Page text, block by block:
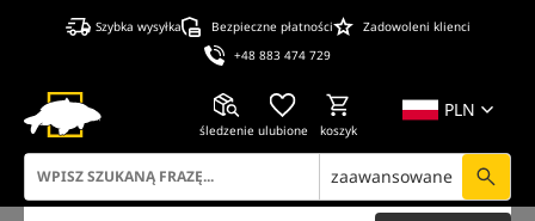
Szybka wysyłka Bezpieczne płatności
Zadowoleni klienci
+48 883 474 729
PLN
śledzenie ulubione koszyk
zaawansowane